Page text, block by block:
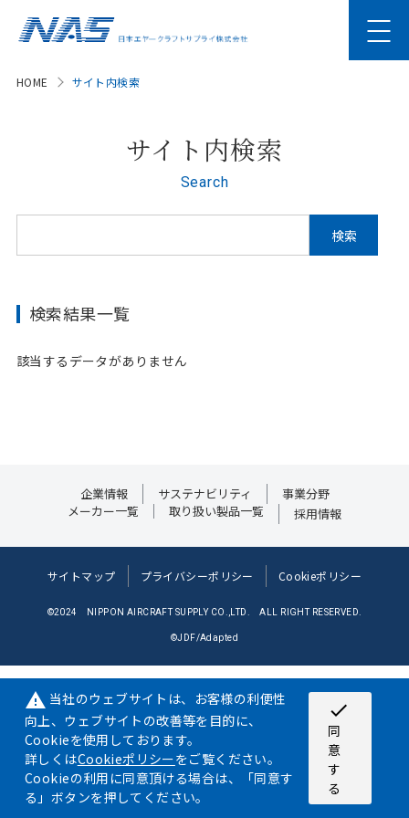
HOME サイト内検索
サイト内検索
Search
検索結果一覧
該当するデータがありません
企業情報 サステナビリティ
事業分野
メーカー一覧
取り扱い製品一覧 採用情報
サイトマップ プライバシーポリシー Cookieポリシー
©2024 NIPPON AIRCRAFT SUPPLY CO.,LTD. ALL RIGHT RESERVED.
©JDF/Adapted
warning 当社のウェブサイトは、お客様の利便性
向上、ウェブサイトの改善等を目的に、
Cookieを使用しております。
詳しくはCookieポリシーをご覧ください。
Cookieの利用に同意頂ける場合は、「同意す
る」ボタンを押してください。
check
同
意
す
る